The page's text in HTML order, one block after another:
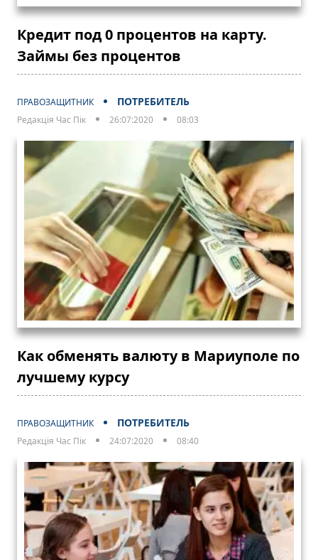
Кредит под 0 процентов на карту.
Займы без процентов
ПРАВОЗАЩИТНИК ПОТРЕБИТЕЛЬ
Редакція Час Пік 26:07:2020 08:03
Как обменять валюту в Мариуполе по
лучшему курсу
ПРАВОЗАЩИТНИК ПОТРЕБИТЕЛЬ
Редакція Час Пік 24:07:2020 08:40